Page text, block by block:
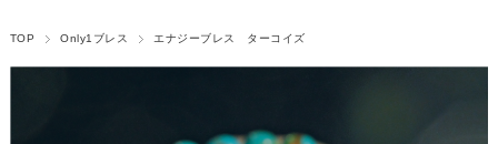
TOP Only1ブレス エナジーブレス ターコイズ